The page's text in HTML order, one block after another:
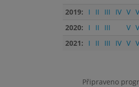
2019:
I II III IV V
2020:
I II III V
2021:
I II III IV V
Připraveno